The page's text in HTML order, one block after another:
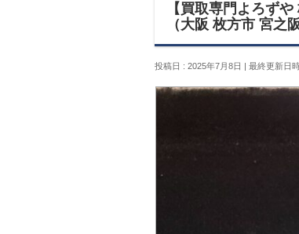
【買取専門よろず
（大阪 枚方市 宮之
投稿日 : 2025年7月8日 最終更新日